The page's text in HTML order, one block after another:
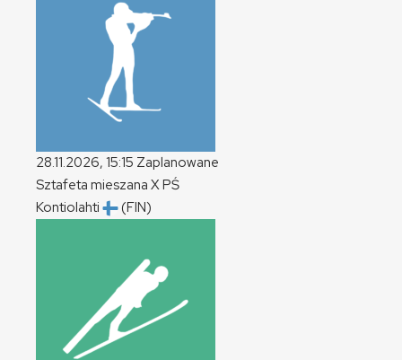
28.11.2026, 15:15 Zaplanowane
Sztafeta mieszana XPŚ
Kontiolahti
(FIN)